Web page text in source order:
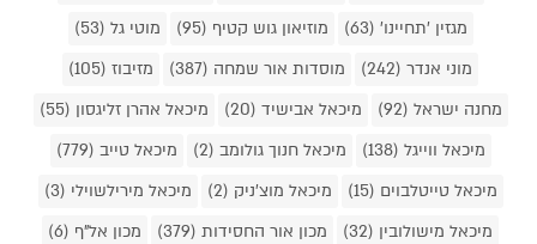
מגזין 'תחיינו' (63)
מוזיאון גוש קטיף (95)
מוטי גל (53)
מוני אנדר (242)
מוסדות אור שמחה (387)
מזיבוז (105)
מחנה ישראל (92)
מיכאל אבישיד (20)
מיכאל אהרן זליגסון (55)
מיכאל ווייגל (138)
מיכאל חנוך גולומב (2)
מיכאל טייב (779)
מיכאל טייטלבוים (15)
מיכאל מוצ'ניק (2)
מיכאל מירילשוילי (3)
מיכאל מישולובין (32)
מכון אור החסידות (379)
מכון אל"ף (6)